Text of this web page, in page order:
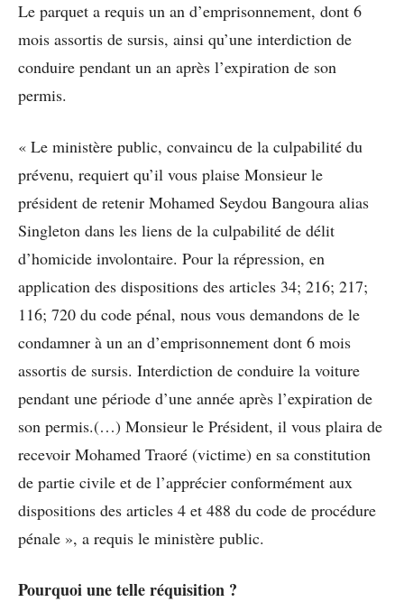
Le parquet a requis un an d’emprisonnement, dont 6
mois assortis de sursis, ainsi qu’une interdiction de
conduire pendant un an après l’expiration de son
permis.
« Le ministère public, convaincu de la culpabilité du
prévenu, requiert qu’il vous plaise Monsieur le
président de retenir Mohamed Seydou Bangoura alias
Singleton dans les liens de la culpabilité de délit
d’homicide involontaire. Pour la répression, en
application des dispositions des articles 34; 216; 217;
116; 720 du code pénal, nous vous demandons de le
condamner à un an d’emprisonnement dont 6 mois
assortis de sursis. Interdiction de conduire la voiture
pendant une période d’une année après l’expiration de
son permis.(…) Monsieur le Président, il vous plaira de
recevoir Mohamed Traoré (victime) en sa constitution
de partie civile et de l’apprécier conformément aux
dispositions des articles 4 et 488 du code de procédure
pénale », a requis le ministère public.
Pourquoi une telle réquisition ?